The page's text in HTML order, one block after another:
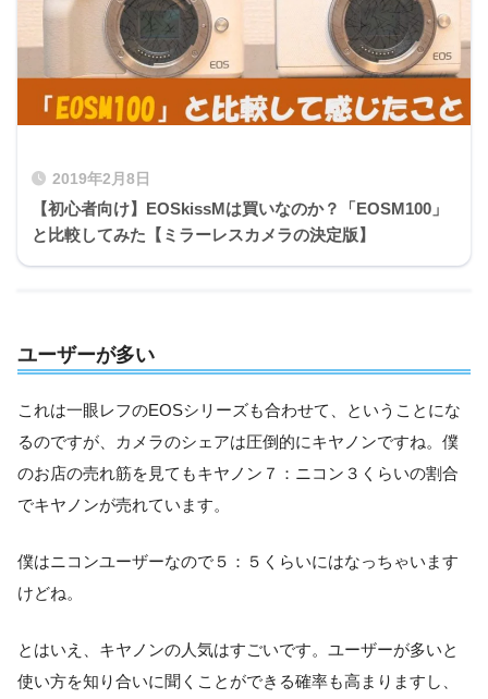
2019年2月8日
【初心者向け】EOSkissMは買いなのか？「EOSM100」
と比較してみた【ミラーレスカメラの決定版】
ユーザーが多い
これは一眼レフのEOSシリーズも合わせて、ということにな
るのですが、カメラのシェアは圧倒的にキヤノンですね。僕
のお店の売れ筋を見てもキヤノン７：ニコン３くらいの割合
でキヤノンが売れています。
僕はニコンユーザーなので５：５くらいにはなっちゃいます
けどね。
とはいえ、キヤノンの人気はすごいです。ユーザーが多いと
使い方を知り合いに聞くことができる確率も高まりますし、